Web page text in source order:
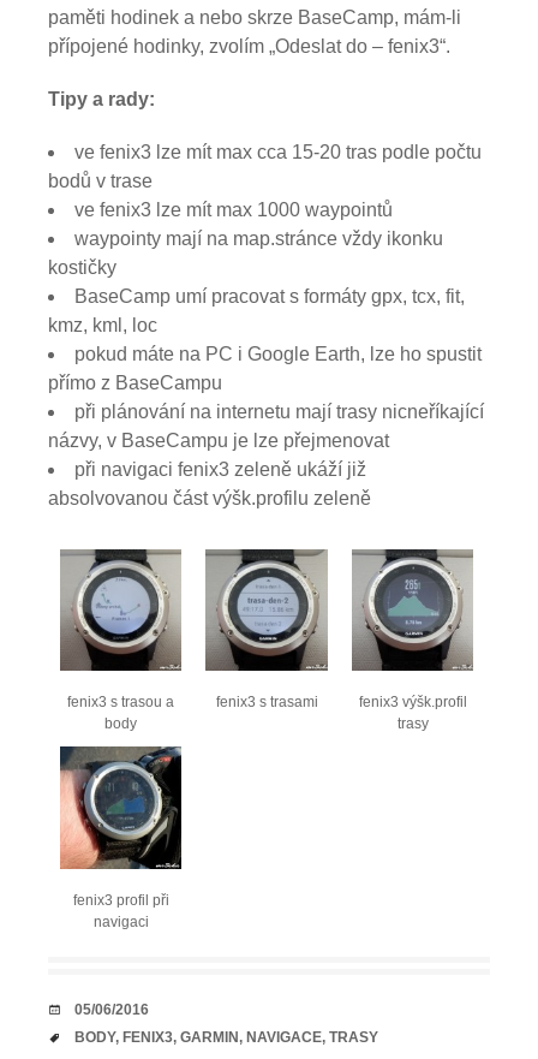
paměti hodinek a nebo skrze BaseCamp, mám-li
přípojené hodinky, zvolím „Odeslat do – fenix3“.
Tipy a rady:
ve fenix3 lze mít max cca 15-20 tras podle počtu
bodů v trase
ve fenix3 lze mít max 1000 waypointů
waypointy mají na map.stránce vždy ikonku
kostičky
BaseCamp umí pracovat s formáty gpx, tcx, fit,
kmz, kml, loc
pokud máte na PC i Google Earth, lze ho spustit
přímo z BaseCampu
při plánování na internetu mají trasy nicneříkající
názvy, v BaseCampu je lze přejmenovat
při navigaci fenix3 zeleně ukáží již
absolvovanou část výšk.profilu zeleně
fenix3 s trasou a
body
fenix3 s trasami
fenix3 výšk.profil
trasy
fenix3 profil při
navigaci
DATUM
05/06/2016
TAGY
BODY, FENIX3, GARMIN, NAVIGACE, TRASY